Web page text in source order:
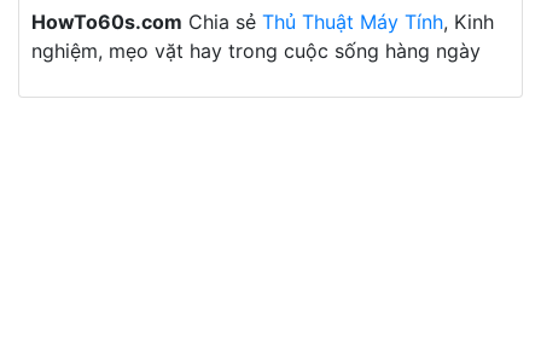
HowTo60s.com Chia sẻ Thủ Thuật Máy Tính, Kinh
nghiệm, mẹo vặt hay trong cuộc sống hàng ngày